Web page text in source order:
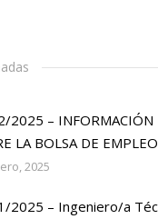
2025 – INFORMACIÓN
LA BOLSA DE EMPLEO
2025
2025 – Ingeniero/a